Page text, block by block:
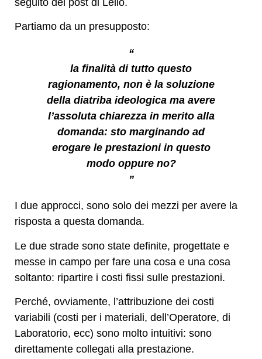
seguito del post di Lello.
Partiamo da un presupposto:
“
la finalità di tutto questo
ragionamento, non è la soluzione
della diatriba ideologica ma avere
l’assoluta chiarezza in merito alla
domanda: sto marginando ad
erogare le prestazioni in questo
modo oppure no?
”
I due approcci, sono solo dei mezzi per avere la
risposta a questa domanda.
Le due strade sono state definite, progettate e
messe in campo per fare una cosa e una cosa
soltanto: ripartire i costi fissi sulle prestazioni.
Perché, ovviamente, l’attribuzione dei costi
variabili (costi per i materiali, dell’Operatore, di
Laboratorio, ecc) sono molto intuitivi: sono
direttamente collegati alla prestazione.